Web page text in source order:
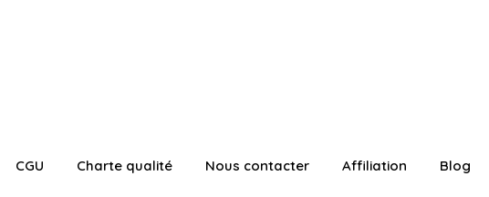
CGU Charte qualité Nous contacter Affiliation Blog